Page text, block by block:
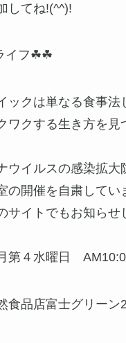
してね!(^^)!
イフ☘☘
ックは単なる食事法
ワクする生き方を見
ウイルスの感染拡大
の開催を自粛してい
サイトでもお知らせ
第４水曜日
店富士グリーン